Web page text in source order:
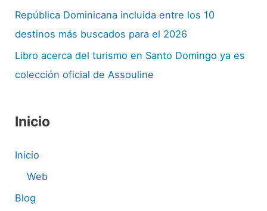
República Dominicana incluida entre los 10
destinos más buscados para el 2026
Libro acerca del turismo en Santo Domingo ya es
colección oficial de Assouline
Inicio
Inicio
Web
Blog